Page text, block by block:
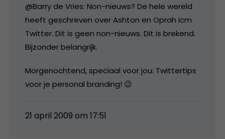
@Barry de Vries: Non-nieuws? De hele wereld
heeft geschreven over Ashton en Oprah icm
Twitter. Dit is geen non-nieuws. Dit is brekend.
Bijzonder belangrijk.
Morgenochtend, speciaal voor jou: Twittertips
voor je personal branding! 😉
21 april 2009 om 17:51